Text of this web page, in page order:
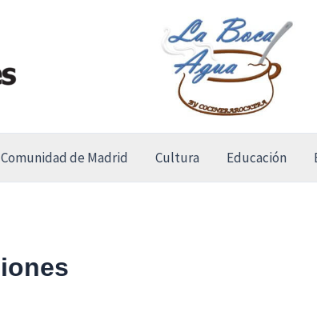
Comunidad de Madrid Cultura Educación